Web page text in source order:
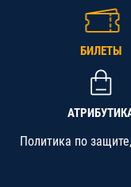
БИЛЕТЫ
Политика по